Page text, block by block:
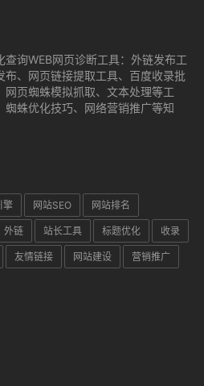
询WEB网页诊断工具：外链发布工
、网页链接提取工具、百度收录批
页蜘蛛模拟抓取、文本处理等工
蛛优化技巧、网络营销推广等知
擎 网站SEO 网站排名
外链 站长工具 标题优化 收录
友情链接 网站建设 营销推广